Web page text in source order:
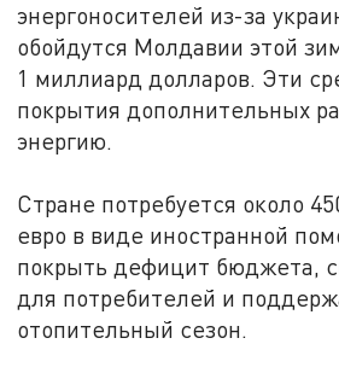
энергоносителей из-за
обойдутся Молдавии этой
1 миллиард долларов. Эти
покрытия дополнительных
энергию.
Стране потребуется около
евро в виде иностранной
покрыть дефицит бюджета,
для потребителей и
отопительный сезон.